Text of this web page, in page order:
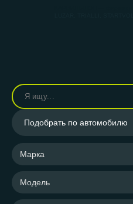
Подобрать по автомобилю
Марка
Модель